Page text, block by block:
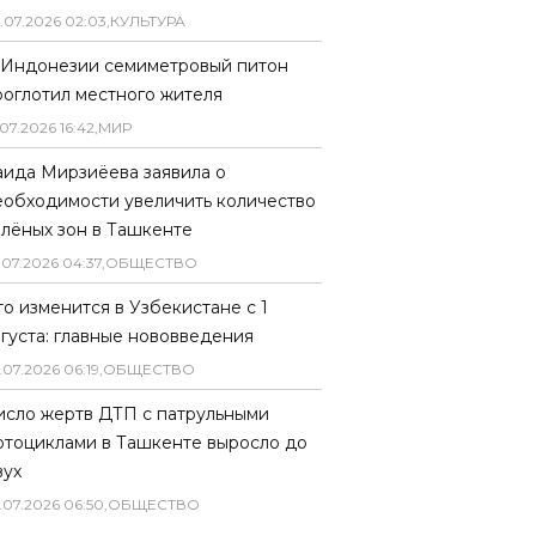
.07.2026 02:03,КУЛЬТУРА
семиметровый питон
местного жителя
07.2026 16:42,МИР
Мирзиёева заявила о
увеличить количество
зон в Ташкенте
07.2026 04:37,ОБЩЕСТВО
изменится в Узбекистане с 1
главные нововведения
.07.2026 06:19,ОБЩЕСТВО
жертв ДТП с патрульными
в Ташкенте выросло до
.07.2026 06:50,ОБЩЕСТВО